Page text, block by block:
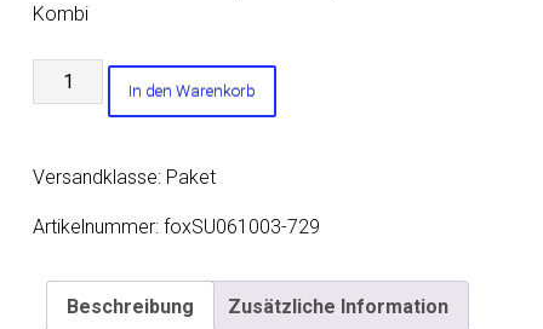
Kombi
Subaru
Outback/
Outback
-
(Station
Wagon)
In den Warenkorb
Versandklasse: Paket
Artikelnummer:foxSU061003-729
Beschreibung Zusätzliche Information